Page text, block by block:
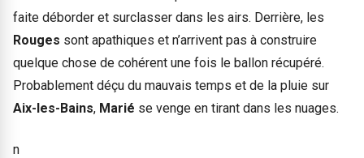
faite déborder et surclasser dans les airs. Derrière, les
Rouges sont apathiques et n’arrivent pas à construire
quelque chose de cohérent une fois le ballon récupéré.
Probablement déçu du mauvais temps et de la pluie sur
Aix-les-Bains, Marié se venge en tirant dans les nuages.
n